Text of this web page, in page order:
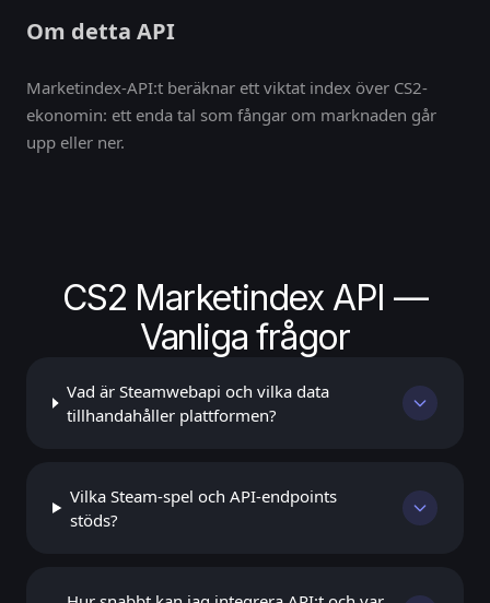
Om detta API
Marketindex-API:t beräknar ett viktat index över CS2-
ekonomin: ett enda tal som fångar om marknaden går
upp eller ner.
CS2 Marketindex API —
Vanliga frågor
Vad är Steamwebapi och vilka data
tillhandahåller plattformen?
Vilka Steam-spel och API-endpoints
stöds?